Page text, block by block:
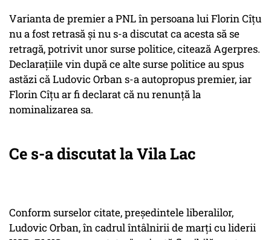
Varianta de premier a PNL în persoana lui Florin Cîţu
nu a fost retrasă şi nu s-a discutat ca acesta să se
retragă, potrivit unor surse politice, citează Agerpres.
Declarațiile vin după ce alte surse politice au spus
astăzi că Ludovic Orban s-a autopropus premier, iar
Florin Cîțu ar fi declarat că nu renunță la
nominalizarea sa.
Ce s-a discutat la Vila Lac
Conform surselor citate, preşedintele liberalilor,
Ludovic Orban, în cadrul întâlnirii de marţi cu liderii